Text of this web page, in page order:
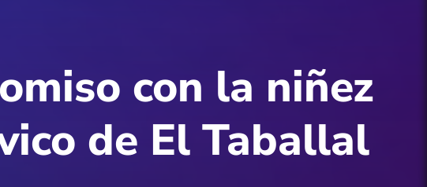
con la niñez
de El Taballal